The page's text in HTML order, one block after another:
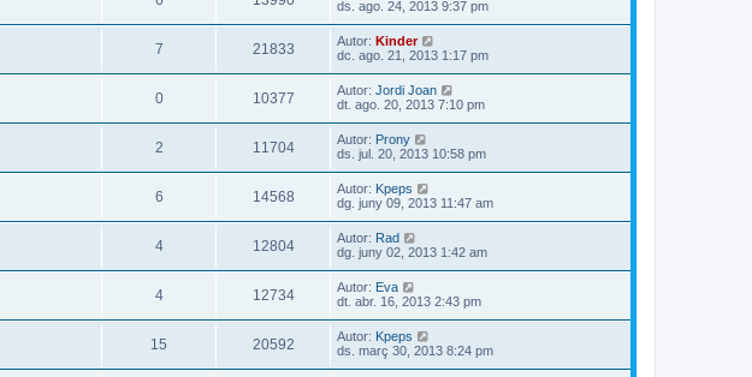
ds. ago. 24, 2013 9:37 pm
7 21833 Autor: Kinder
dc. ago. 21, 2013 1:17 pm
0 10377 Autor: Jordi Joan
dt. ago. 20, 2013 7:10 pm
2 11704 Autor: Prony
ds. jul. 20, 2013 10:58 pm
6 14568 Autor: Kpeps
dg. juny 09, 2013 11:47 am
4 12804 Autor: Rad
dg. juny 02, 2013 1:42 am
4 12734 Autor: Eva
dt. abr. 16, 2013 2:43 pm
15 20592 Autor: Kpeps
ds. març 30, 2013 8:24 pm